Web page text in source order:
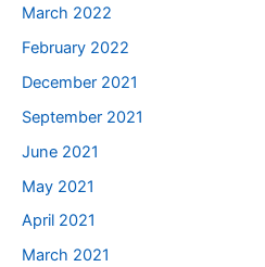
March 2022
February 2022
December 2021
September 2021
June 2021
May 2021
April 2021
March 2021